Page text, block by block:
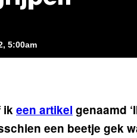
5:00am
ikeen artikel genaamd
een beetje gek